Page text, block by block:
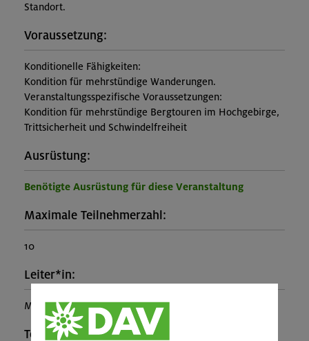
Standort.
Voraussetzung:
Konditionelle Fähigkeiten:
Kondition für mehrstündige Wanderungen.
Veranstaltungsspezifische Voraussetzungen:
Kondition für mehrstündige Bergtouren im Hochgebirge,
Trittsicherheit und Schwindelfreiheit
Ausrüstung:
Benötigte Ausrüstung für diese Veranstaltung
Maximale Teilnehmerzahl:
10
Leiter*in:
Maria Müller, Julian Kränke
Teilprogramm: